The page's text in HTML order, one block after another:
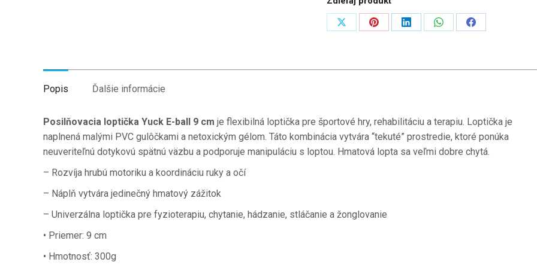
cvičenie
rúkZdieľaťZdieľaťZdieľaťZdieľaťZdieľať
Popis Ďalšie informácie
Posilňovacia loptička Yuck E-ball 9 cm je flexibilná loptička pre športové hry, rehabilitáciu a terapiu. Loptička je
naplnená malými PVC gulôčkami a netoxickým gélom. Táto kombinácia vytvára “tekuté” prostredie, ktoré ponúka
neuveriteľnú dotykovú spätnú väzbu a podporuje manipuláciu s loptou. Hmatová lopta sa veľmi dobre chytá.
– Rozvíja hrubú motoriku a koordináciu ruky a očí
– Náplň vytvára jedinečný hmatový zážitok
– Univerzálna loptička pre fyzioterapiu, chytanie, hádzanie, stláčanie a žonglovanie
• Priemer: 9 cm
• Hmotnosť: 300g